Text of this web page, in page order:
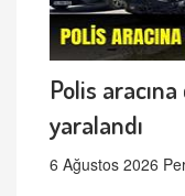
Polis
yaralandı
6 Ağustos 2026